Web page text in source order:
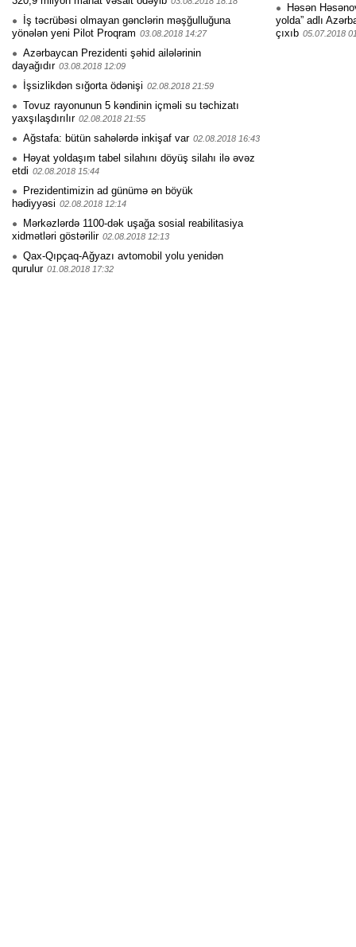
İş təcrübəsi olmayan gənclərin məşğulluğuna
yönələn yeni Pilot Proqram 03.08.2018 14:27
Azərbaycan Prezidenti şəhid ailələrinin
dayağıdır 03.08.2018 12:09
İşsizlikdən sığorta ödənişi 02.08.2018 21:59
Tovuz rayonunun 5 kəndinin içməli su təchizatı
yaxşılaşdırılır 02.08.2018 21:55
Ağstafa: bütün sahələrdə inkişaf var 02.08.2018 16:43
Həyat yoldaşım tabel silahını döyüş silahı ilə əvəz
etdi 02.08.2018 15:44
Prezidentimizin ad günümə ən böyük
hədiyyəsi 02.08.2018 12:14
Mərkəzlərdə 1100-dək uşağa sosial reabilitasiya
xidmətləri göstərilir 02.08.2018 12:13
Qax-Qıpçaq-Ağyazı avtomobil yolu yenidən
qurulur 01.08.2018 17:32
Həsən
yolda” adlı
çıxıb 05.07.2018